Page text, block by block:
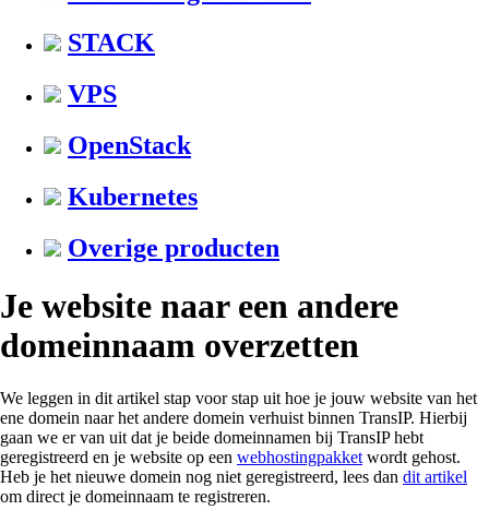
STACK
VPS
OpenStack
Kubernetes
Overige producten
Je website naar een andere
domeinnaam overzetten
We leggen in dit artikel stap voor stap uit hoe je jouw website van het
ene domein naar het andere domein verhuist binnen TransIP. Hierbij
gaan we er van uit dat je beide domeinnamen bij TransIP hebt
geregistreerd en je website op een webhostingpakket wordt gehost.
Heb je het nieuwe domein nog niet geregistreerd, lees dan dit artikel
om direct je domeinnaam te registreren.